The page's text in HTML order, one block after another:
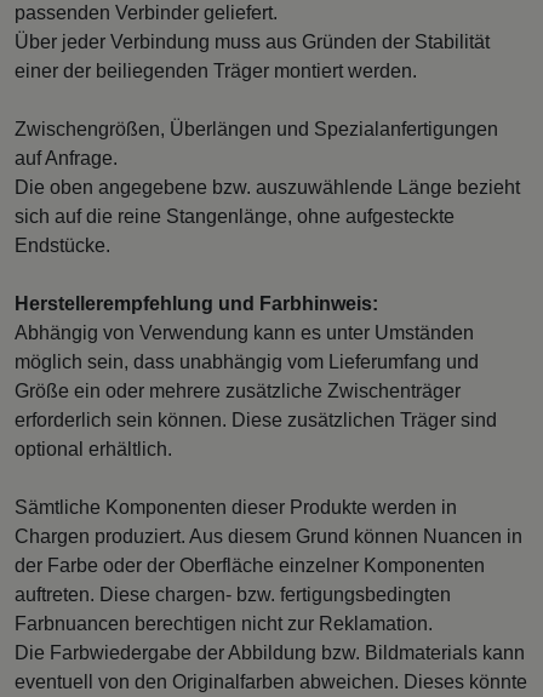
passenden Verbinder geliefert.
Über jeder Verbindung muss aus Gründen der Stabilität
einer der beiliegenden Träger montiert werden.
Zwischengrößen, Überlängen und Spezialanfertigungen
auf Anfrage.
Die oben angegebene bzw. auszuwählende Länge bezieht
sich auf die reine Stangenlänge, ohne aufgesteckte
Endstücke.
Herstellerempfehlung und Farbhinweis:
Abhängig von Verwendung kann es unter Umständen
möglich sein, dass unabhängig vom Lieferumfang und
Größe ein oder mehrere zusätzliche Zwischenträger
erforderlich sein können. Diese zusätzlichen Träger sind
optional erhältlich.
Sämtliche Komponenten dieser Produkte werden in
Chargen produziert. Aus diesem Grund können Nuancen in
der Farbe oder der Oberfläche einzelner Komponenten
auftreten. Diese chargen- bzw. fertigungsbedingten
Farbnuancen berechtigen nicht zur Reklamation.
Die Farbwiedergabe der Abbildung bzw. Bildmaterials kann
eventuell von den Originalfarben abweichen. Dieses könnte